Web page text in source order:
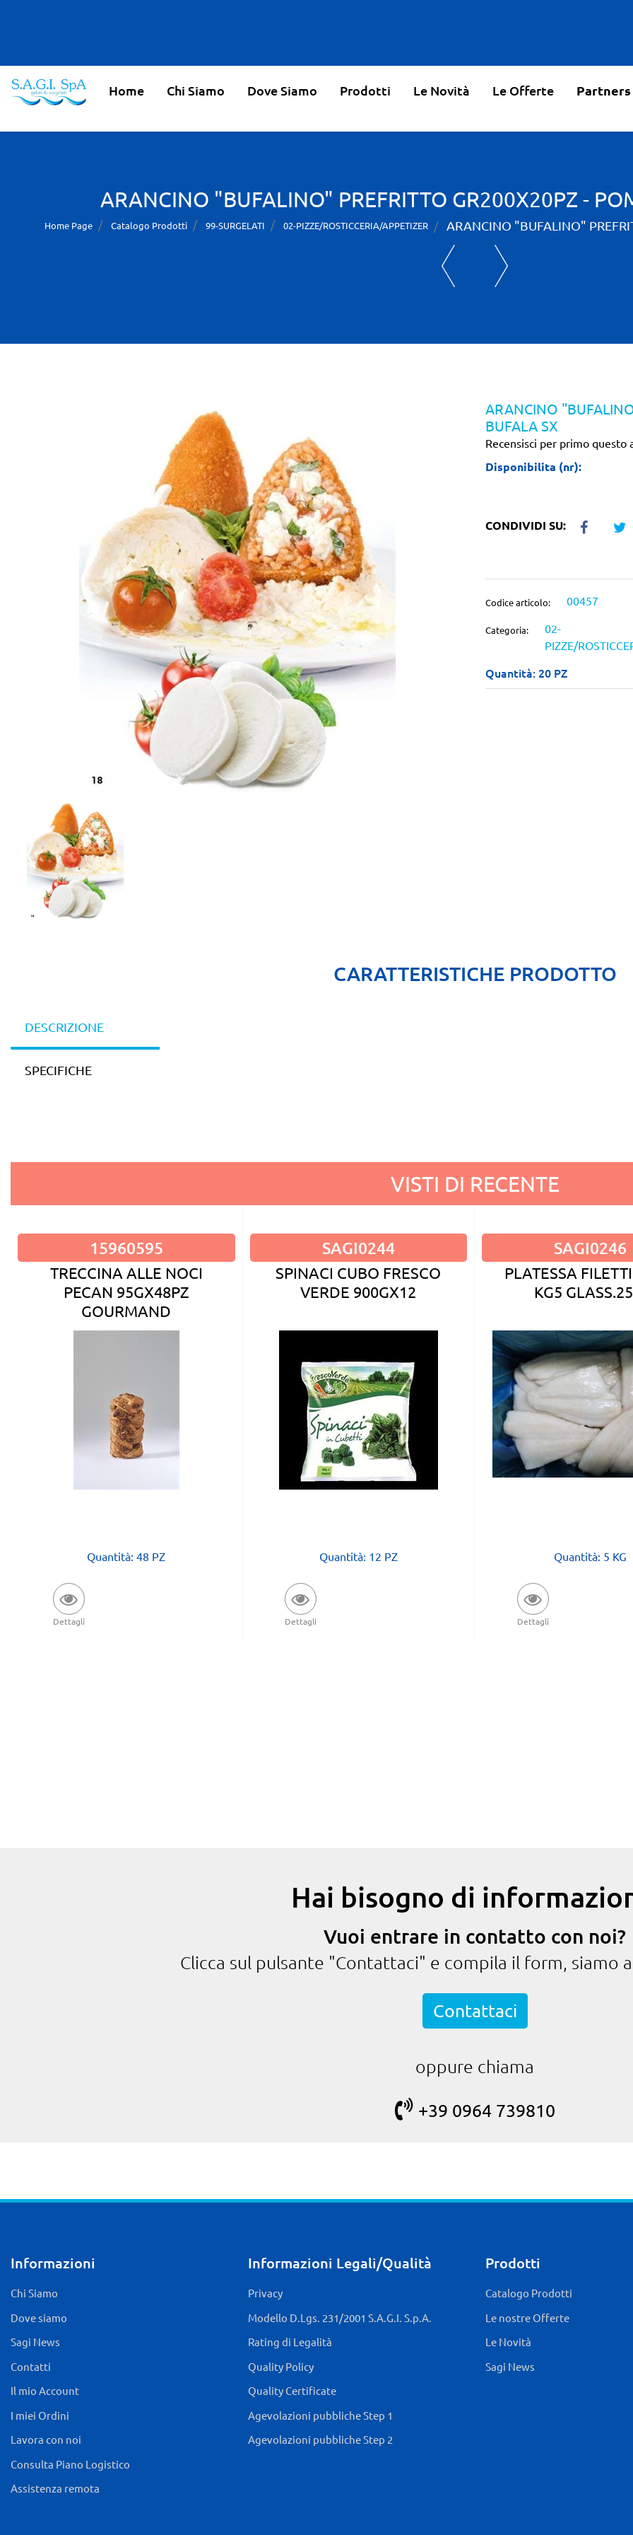
Home Chi Siamo Dove Siamo Prodotti Le Novità Le Offerte Partners
ARANCINO "BUFALINO" PREFRITTO GR200X20PZ -
Home Page Catalogo Prodotti 99-SURGELATI 02-PIZZE/ROSTICCERIA/APPETIZER ARANCINO "BUFALINO"
ARANCINO
BUFALA SX
Recensisci per primo questo
Disponibilita (nr):
CONDIVIDI SU:
Codice articolo: 00457
Categoria:
02-
PIZZE/
Quantità: 20 PZ
CARATTERISTICHE PRODOTTO
DESCRIZIONE
SPECIFICHE
VISTI DI RECENTE
15960595
TRECCINA ALLE NOCI
PECAN 95GX48PZ
GOURMAND
Quantità: 48 PZ
Dettagli
SAGI0244
SPINACI CUBO FRESCO
VERDE 900GX12
Quantità: 12 PZ
Dettagli
SAGI0246
PLATESSA
KG5
Quantità: 5 KG
Dettagli
Hai bisogno di
Vuoi entrare in contatto con noi?
Clicca sul pulsante "Contattaci" e compila il form, siamo
Contattaci
oppure chiama
+39 0964 739810
Informazioni
Chi Siamo
Dove siamo
Sagi News
Contatti
Il mio Account
I miei Ordini
Lavora con noi
Consulta Piano Logistico
Assistenza remota
Informazioni Legali/Qualità
Privacy
Modello D.Lgs. 231/2001 S.A.G.I. S.p.A.
Rating di Legalità
Quality Policy
Quality Certificate
Agevolazioni pubbliche Step 1
Agevolazioni pubbliche Step 2
Prodotti
Catalogo Prodotti
Le nostre Offerte
Le Novità
Sagi News